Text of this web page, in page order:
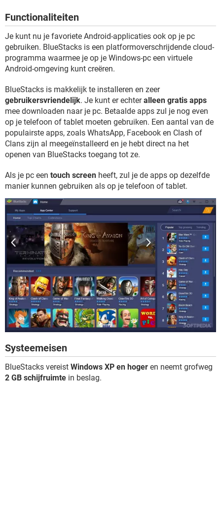
Functionaliteiten
Je kunt nu je favoriete Android-applicaties ook op je pc
gebruiken. BlueStacks is een platformoverschrijdende cloud-
programma waarmee je op je Windows-pc een virtuele
Android-omgeving kunt creëren.
BlueStacks is makkelijk te installeren en zeer
gebruikersvriendelijk. Je kunt er echteralleen gratis apps
mee downloaden naar je pc. Betaalde apps zul je nog even
op je telefoon of tablet moeten gebruiken. Een aantal van de
populairste apps, zoals WhatsApp, Facebook en Clash of
Clans zijn al meegeïnstalleerd en je hebt direct na het
openen van BlueStacks toegang tot ze.
Als je pc een touch screen heeft, zul je de apps op dezelfde
manier kunnen gebruiken als op je telefoon of tablet.
Systeemeisen
BlueStacks vereist Windows XP en hoger en neemt grofweg
2 GB schijfruimte in beslag.